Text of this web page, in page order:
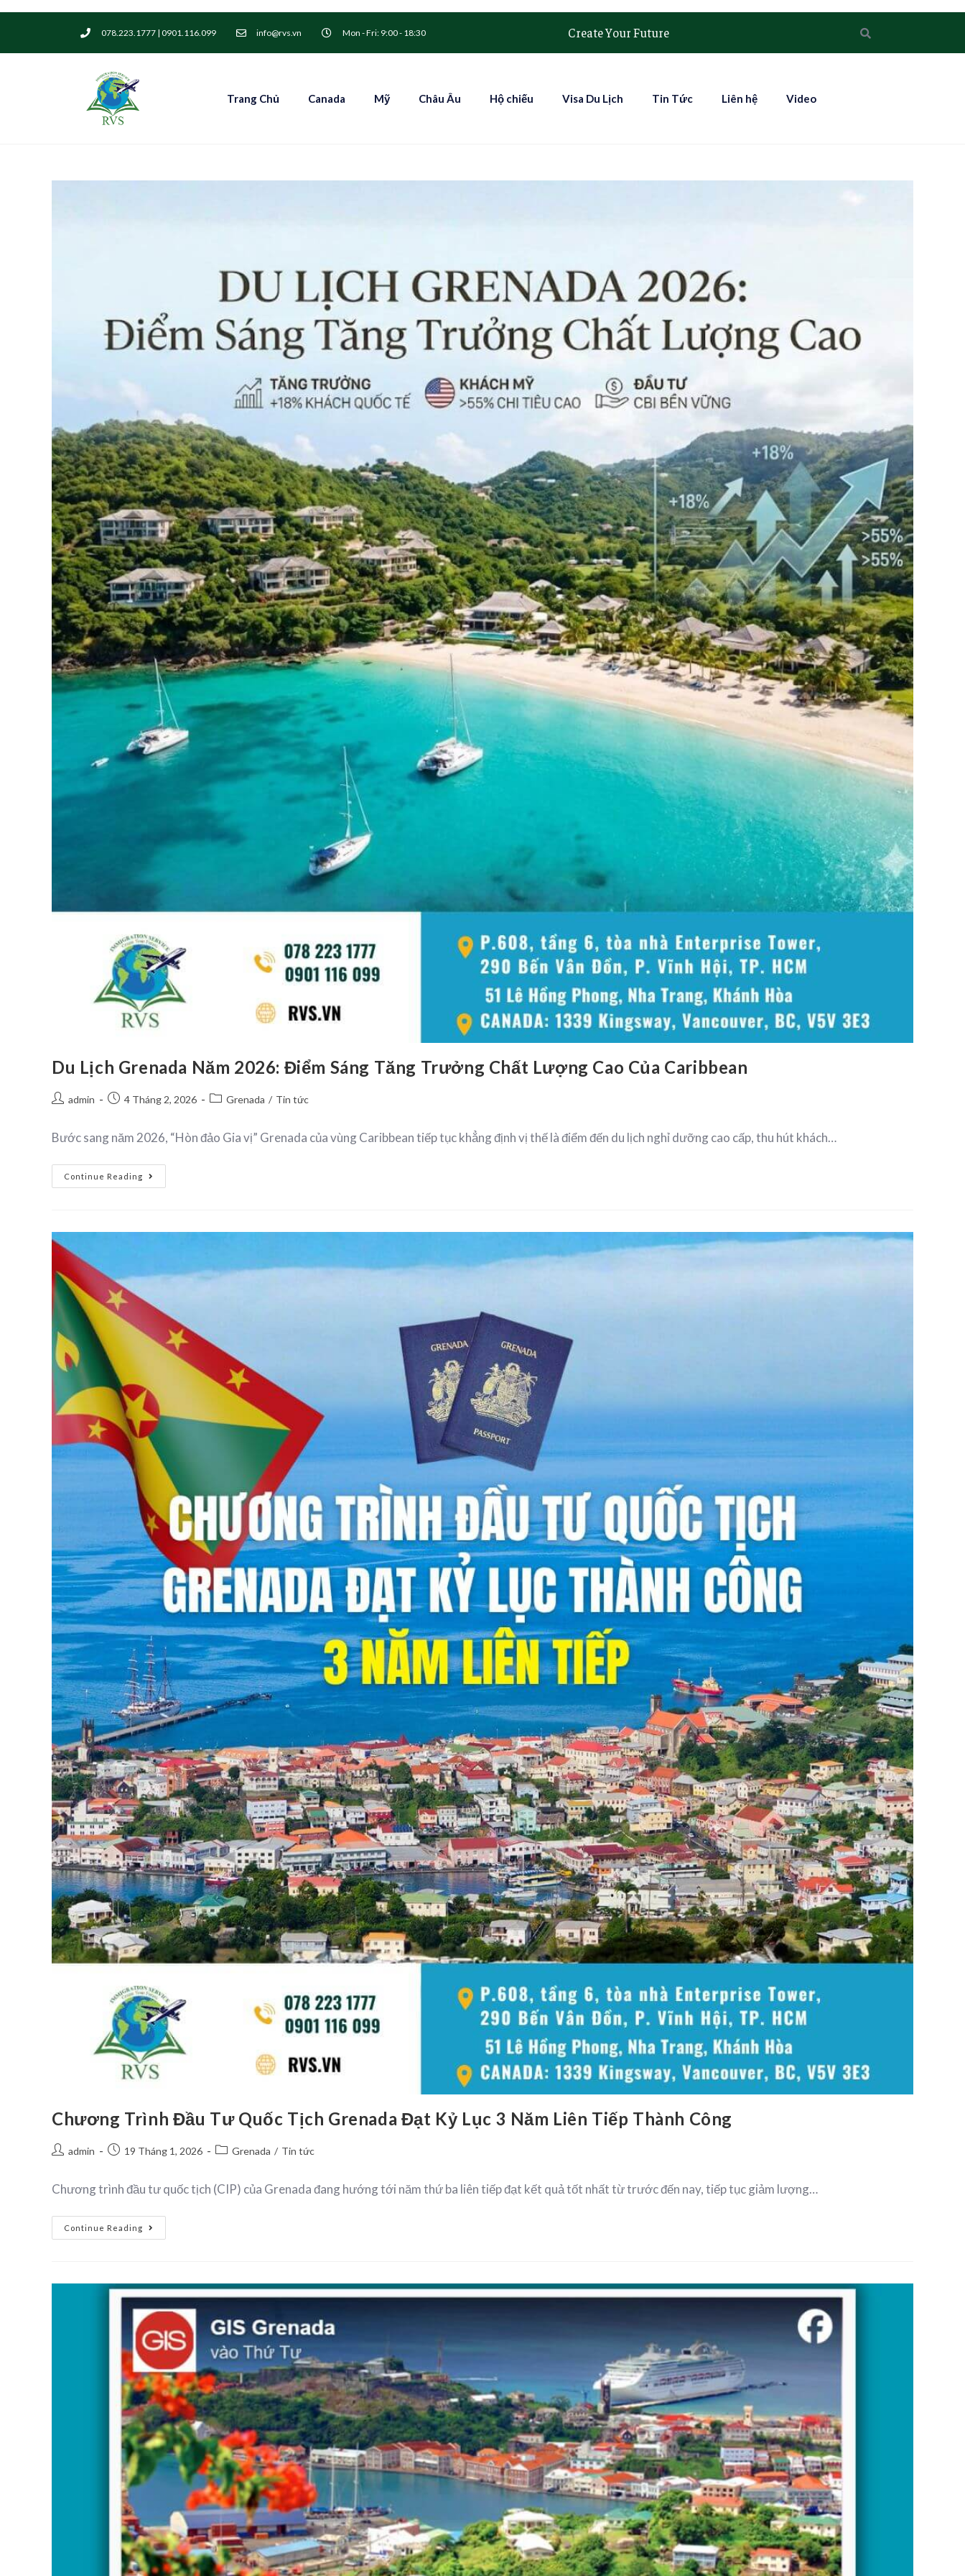
078.223.1777 | 0901.116.099 info@rvs.vn Mon - Fri: 9:00 - 18:30 Create Your Future
Trang Chủ Canada Mỹ Châu Âu Hộ chiếu Visa Du Lịch Tin Tức Liên hệ Video
Du Lịch Grenada Năm 2026: Điểm Sáng Tăng Trưởng Chất Lượng Cao Của Caribbean
admin 4 Tháng 2, 2026 Grenada / Tin tức
Bước sang năm 2026, “Hòn đảo Gia vị” Grenada của vùng Caribbean tiếp tục khẳng định vị thế là điểm đến du lịch nghỉ dưỡng cao cấp, thu hút khách…
Continue Reading
Chương Trình Đầu Tư Quốc Tịch Grenada Đạt Kỷ Lục 3 Năm Liên Tiếp Thành Công
admin 19 Tháng 1, 2026 Grenada / Tin tức
Chương trình đầu tư quốc tịch (CIP) của Grenada đang hướng tới năm thứ ba liên tiếp đạt kết quả tốt nhất từ ​​trước đến nay, tiếp tục giảm lượng…
Continue Reading